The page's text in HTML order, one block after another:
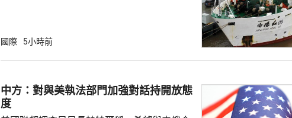
林劍回應說，中方開展的海洋科研活動服務是
益。 至於中國航母「遼寧艦」去年6月進入太
平洋區域，林劍強調，中國一貫奉行防禦性國
防政策，中國軍艦在有關海域活動完全符...
國際 5小時前
中方：對與美執法部門加強對話持開放態
度